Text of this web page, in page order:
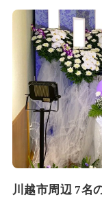
川越市周辺 7名